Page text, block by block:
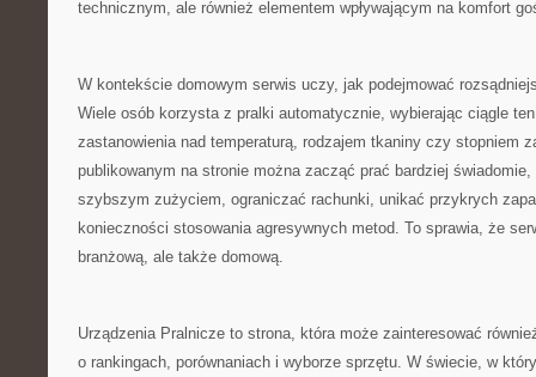
technicznym, ale również elementem wpływającym na komfort
W kontekście domowym serwis uczy, jak podejmować
Wiele osób korzysta z pralki automatycznie, wybierając ciągle
zastanowienia nad temperaturą, rodzajem tkaniny czy stopniem
publikowanym na stronie można zacząć prać bardziej
szybszym zużyciem, ograniczać rachunki, unikać przykrych
konieczności stosowania agresywnych metod. To sprawia, że
branżową, ale także domową.
Urządzenia Pralnicze to strona, która może zainteresować
o rankingach, porównaniach i wyborze sprzętu. W świecie, w